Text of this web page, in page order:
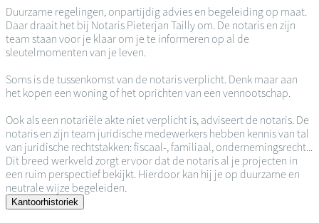
Duurzame regelingen, onpartijdig advies en begeleiding op maat.
Daar draait het bij Notaris Pieterjan Tailly om. De notaris en zijn
team staan voor je klaar om je te informeren op al de
sleutelmomenten van je leven.
Soms is de tussenkomst van de notaris verplicht. Denk maar aan
het kopen een woning of het oprichten van een vennootschap.
Ook als een notariële akte niet verplicht is, adviseert de notaris. De
notaris en zijn team juridische medewerkers hebben kennis van tal
van juridische rechtstakken: fiscaal-, familiaal, ondernemingsrecht...
Dit breed werkveld zorgt ervoor dat de notaris al je projecten in
een ruim perspectief bekijkt. Hierdoor kan hij je op duurzame en
neutrale wijze begeleiden.
Kantoorhistoriek